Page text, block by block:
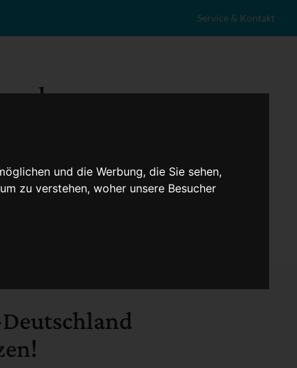
und die Werbung, die Sie sehen,
zu verstehen, woher unsere Besucher
Service & Kontakt